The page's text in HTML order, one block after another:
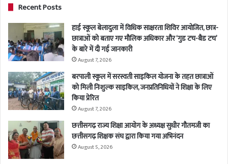
Recent Posts
हाई स्कूल बेलादुला में विधिक साक्षरता शिविर आयोजित, छात्र-
छात्राओं को बताए गए मौलिक अधिकार और ‘गुड टच-बैड टच’
के बारे में दी गई जानकारी
August 7, 2026
बरपाली स्कूल में सरस्वती साइकिल योजना के तहत छात्राओं
को मिली निःशुल्क साइकिल, जनप्रतिनिधियों ने शिक्षा के लिए
किया प्रेरित
August 7, 2026
छत्तीसगढ़ राज्य शिक्षा आयोग के अध्यक्ष सुधीर गौतमजी का
छत्तीसगढ़ शिक्षक संघ द्वारा किया गया अभिनंदन
August 5, 2026